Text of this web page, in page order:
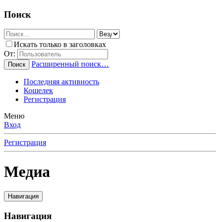
Поиск
Искать только в заголовках
От:
Поиск Расширенный поиск…
Последняя активность
Кошелек
Регистрация
Меню
Вход
Регистрация
Медиа
Навигация
Навигация